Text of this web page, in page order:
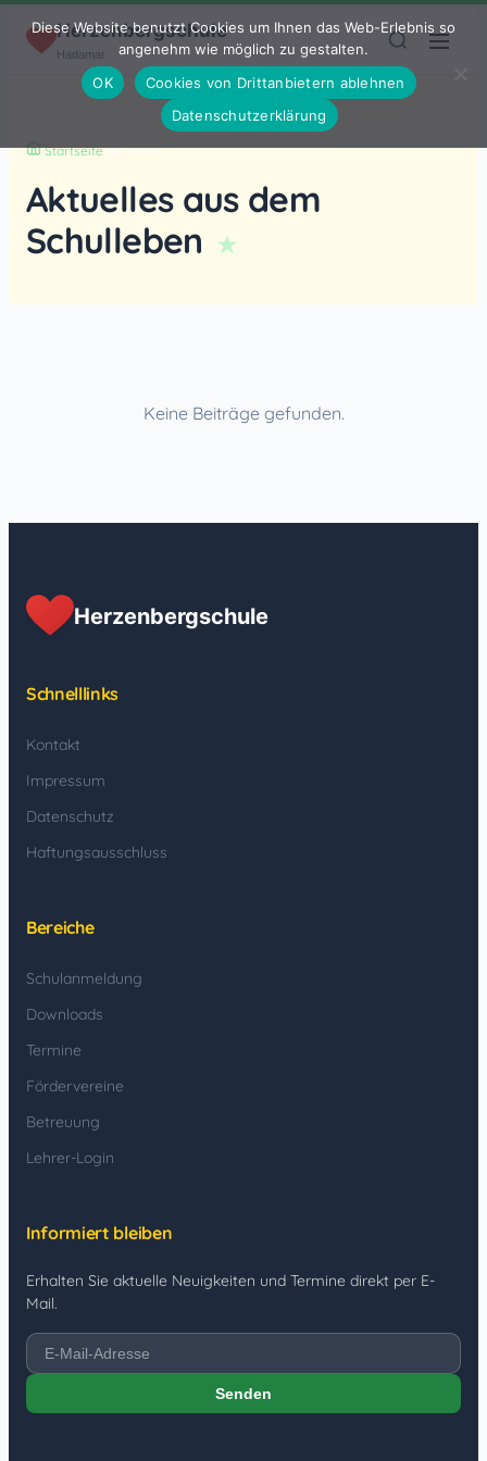
Zum Inhalt springen
Herzenbergschule
Hadamar
Startseite›Aktuelles
Aktuelles aus dem
Schulleben
Keine Beiträge gefunden.
Herzenbergschule
Schnelllinks
Kontakt
Impressum
Datenschutz
Haftungsausschluss
Bereiche
Schulanmeldung
Downloads
Termine
Fördervereine
Betreuung
Lehrer-Login
Informiert bleiben
Erhalten Sie aktuelle Neuigkeiten und Termine direkt per E-
Mail.
Senden
Diese Website benutzt Cookies um Ihnen das Web-Erlebnis so
angenehm wie möglich zu gestalten.
OK
Cookies von Drittanbietern ablehnen
Datenschutzerklärung